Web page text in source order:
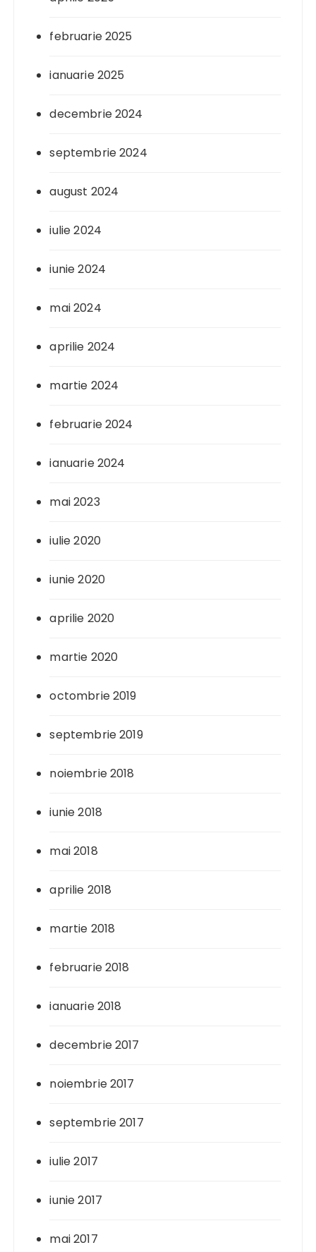
februarie 2025
ianuarie 2025
decembrie 2024
septembrie 2024
august 2024
iulie 2024
iunie 2024
mai 2024
aprilie 2024
martie 2024
februarie 2024
ianuarie 2024
mai 2023
iulie 2020
iunie 2020
aprilie 2020
martie 2020
octombrie 2019
septembrie 2019
noiembrie 2018
iunie 2018
mai 2018
aprilie 2018
martie 2018
februarie 2018
ianuarie 2018
decembrie 2017
noiembrie 2017
septembrie 2017
iulie 2017
iunie 2017
mai 2017